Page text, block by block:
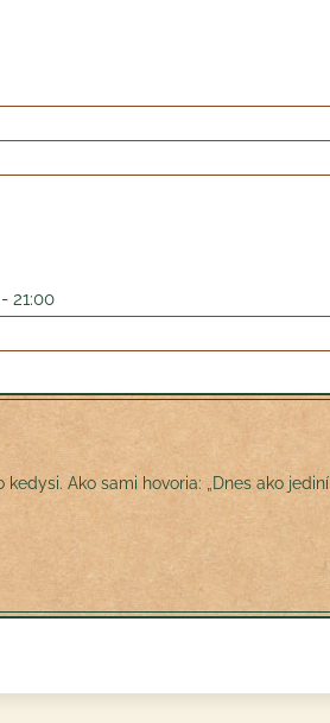
21:00
Ako sami hovoria: „Dnes ako jediní